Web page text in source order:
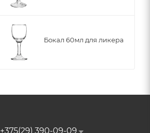
Бокал 60мл для ликера
+375(29) 390-09-09